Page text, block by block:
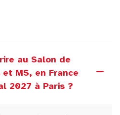
au Salon de
MS, en France
2027 à Paris ?